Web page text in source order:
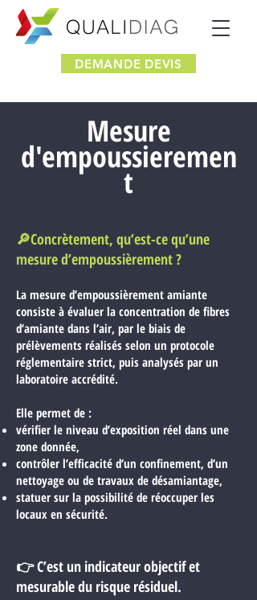
DEMANDE DEVIS
Mesure
d'empoussieremen
t
🔎Concrètement, qu’est-ce qu’une
mesure d’empoussièrement ?
La mesure d’empoussièrement amiante
consiste à évaluer la concentration de fibres
d’amiante dans l’air, par le biais de
prélèvements réalisés selon un protocole
réglementaire strict, puis analysés par un
laboratoire accrédité.
Elle permet de :
vérifier le niveau d’exposition réel dans une
zone donnée,
contrôler l’efficacité d’un confinement, d’un
nettoyage ou de travaux de désamiantage,
statuer sur la possibilité de réoccuper les
locaux en sécurité.
👉 C’est un indicateur objectif et
mesurable du risque résiduel.